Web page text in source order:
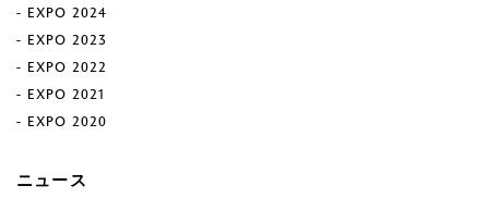
EXPO 2024
EXPO 2023
EXPO 2022
EXPO 2021
EXPO 2020
ニュース